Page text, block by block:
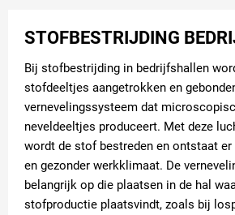
STOFBESTRIJDING
Bij stofbestrijding in bedrijfshallen
stofdeeltjes aangetrokken en
vernevelingssysteem dat
neveldeeltjes produceert. Met deze
wordt de stof bestreden en ontstaat er
en gezonder werkklimaat. De
belangrijk op die plaatsen in de hal
stofproductie plaatsvindt, zoals bij